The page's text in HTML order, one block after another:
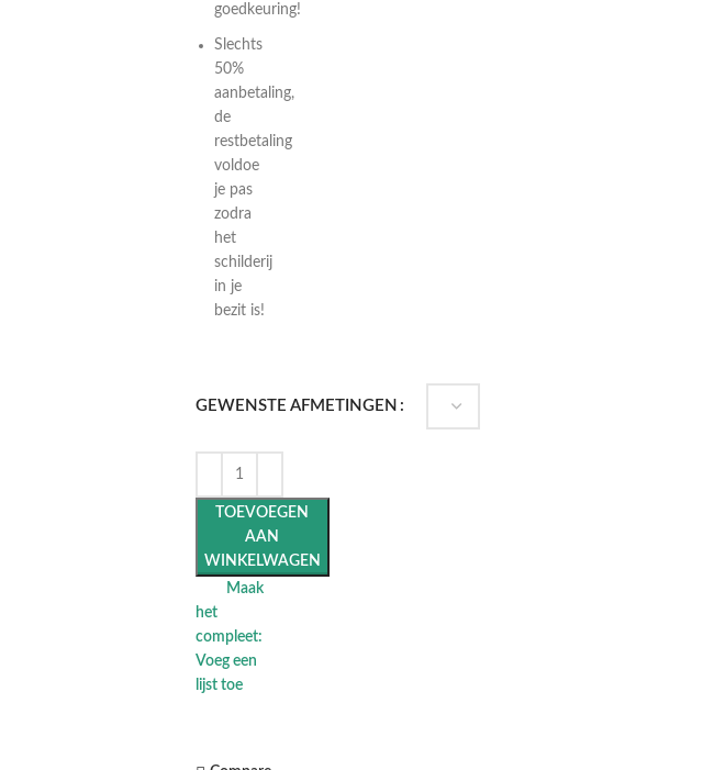
goedkeuring!
Slechts
50%
aanbetaling,
de
restbetaling
voldoe
je pas
zodra
het
schilderij
in je
bezit is!
GEWENSTE AFMETINGEN
TOEVOEGEN
AAN
WINKELWAGEN
Maak
het
compleet:
Voeg een
lijst toe